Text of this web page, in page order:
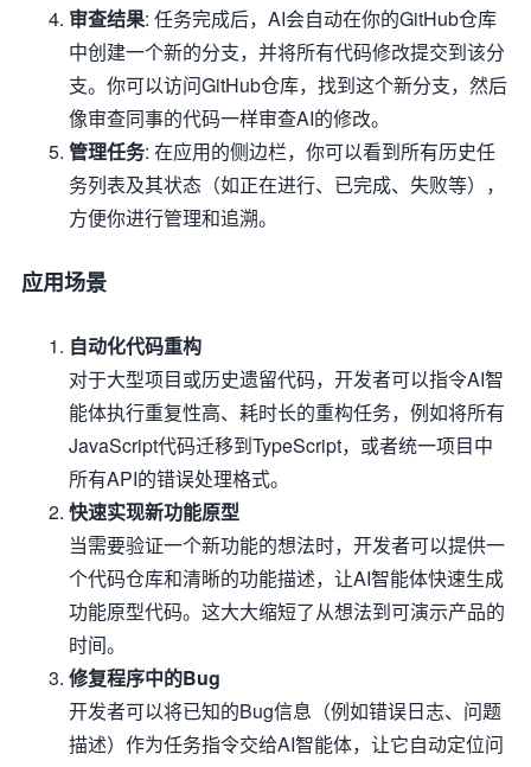
审查结果: 任务完成后，AI会自动在你的GitHub仓库
中创建一个新的分支，并将所有代码修改提交到该分
支。你可以访问GitHub仓库，找到这个新分支，然后
像审查同事的代码一样审查AI的修改。
管理任务: 在应用的侧边栏，你可以看到所有历史任
务列表及其状态（如正在进行、已完成、失败等），
方便你进行管理和追溯。
应用场景
自动化代码重构
对于大型项目或历史遗留代码，开发者可以指令AI智
能体执行重复性高、耗时长的重构任务，例如将所有
JavaScript代码迁移到TypeScript，或者统一项目中
所有API的错误处理格式。
快速实现新功能原型
当需要验证一个新功能的想法时，开发者可以提供一
个代码仓库和清晰的功能描述，让AI智能体快速生成
功能原型代码。这大大缩短了从想法到可演示产品的
时间。
修复程序中的Bug
开发者可以将已知的Bug信息（例如错误日志、问题
描述）作为任务指令交给AI智能体，让它自动定位问